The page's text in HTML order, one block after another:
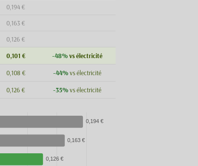
0,194 €
0,163 €
0,126 €
0,101 € -48%vs électricité
0,108 € -44%vs électricité
0,126 € -35%vs électricité